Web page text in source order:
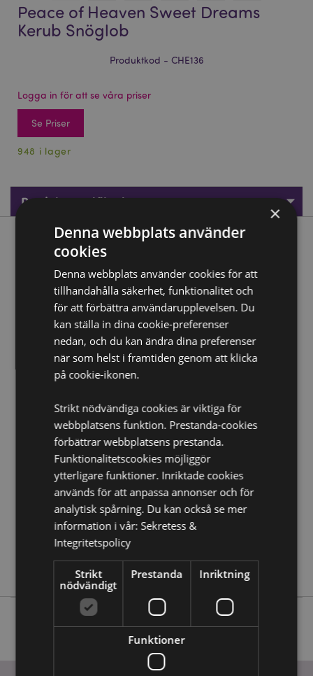
Peace of Heaven Sweet Dreams
Kerub Snöglob
Produktkod - CHE136
Logga in för att se våra priser
Se Priser
948 i lager
Produktspecifikationer
Produktbeskrivning
Peace of Heaven Sweet Dreams Kerub Snöglob
Material:
Produkt Resurser:
Vill du veta mer om hur du köper från Puckator?
Kundens Imformations Guide.
Produktattribut
Information
Höjd 5.5cm Bredd 4cm Djup 4cm
5055071752421
96
0.095000
Nej
Nej
Nej
Peace of Heaven
×
Denna webbplats använder
cookies
Denna webbplats använder cookies för att
tillhandahålla säkerhet, funktionalitet och
för att förbättra användarupplevelsen. Du
kan ställa in dina cookie-preferenser
nedan, och du kan ändra dina preferenser
när som helst i framtiden genom att klicka
på cookie-ikonen.
Strikt nödvändiga cookies är viktiga för
webbplatsens funktion. Prestanda-cookies
förbättrar webbplatsens prestanda.
Funktionalitetscookies möjliggör
ytterligare funktioner. Inriktade cookies
används för att anpassa annonser och för
analytisk spårning. Du kan också se mer
information i vår: Sekretess &
Integritetspolicy
Strikt
nödvändigt
Prestanda Inriktning
Funktioner